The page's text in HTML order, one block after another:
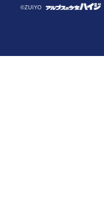
©ZUIYO